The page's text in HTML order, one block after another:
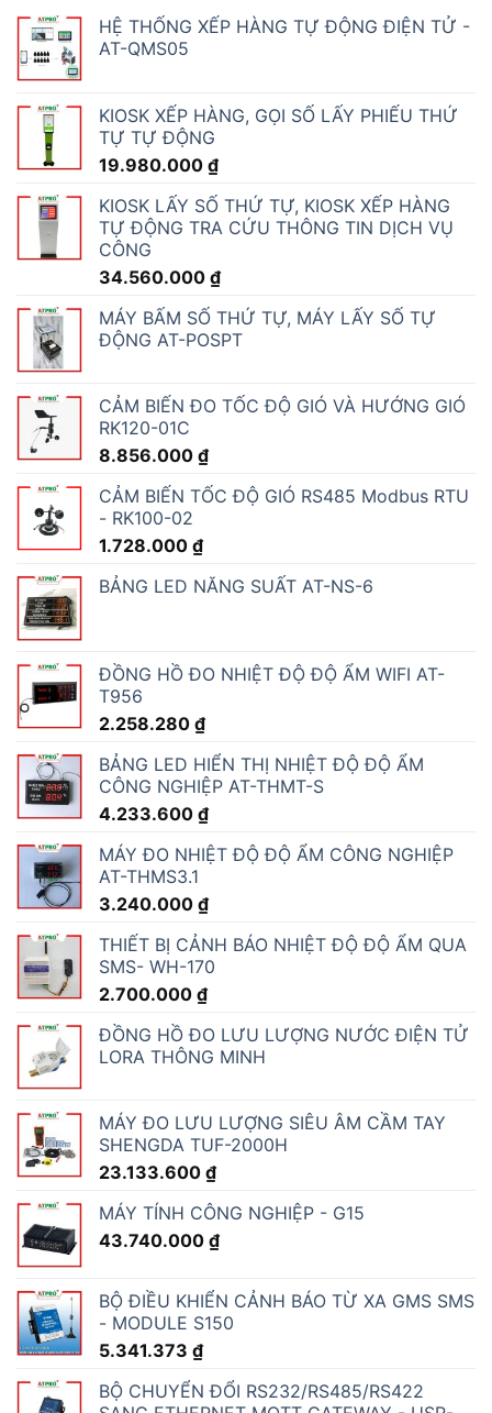
HỆ THỐNG XẾP HÀNG TỰ ĐỘNG ĐIỆN TỬ -
AT-QMS05
KIOSK XẾP HÀNG, GỌI SỐ LẤY PHIẾU THỨ
TỰ TỰ ĐỘNG
19.980.000 ₫
KIOSK LẤY SỐ THỨ TỰ, KIOSK XẾP HÀNG
TỰ ĐỘNG TRA CỨU THÔNG TIN DỊCH VỤ
CÔNG
34.560.000 ₫
MÁY BẤM SỐ THỨ TỰ, MÁY LẤY SỐ TỰ
ĐỘNG AT-POSPT
CẢM BIẾN ĐO TỐC ĐỘ GIÓ VÀ HƯỚNG GIÓ
RK120-01C
8.856.000 ₫
CẢM BIẾN TỐC ĐỘ GIÓ RS485 Modbus RTU
- RK100-02
1.728.000 ₫
BẢNG LED NĂNG SUẤT AT-NS-6
ĐỒNG HỒ ĐO NHIỆT ĐỘ ĐỘ ẨM WIFI AT-
T956
2.258.280 ₫
BẢNG LED HIỂN THỊ NHIỆT ĐỘ ĐỘ ẨM
CÔNG NGHIỆP AT-THMT-S
4.233.600 ₫
MÁY ĐO NHIỆT ĐỘ ĐỘ ẨM CÔNG NGHIỆP
AT-THMS3.1
3.240.000 ₫
THIẾT BỊ CẢNH BÁO NHIỆT ĐỘ ĐỘ ẨM QUA
SMS- WH-170
2.700.000 ₫
ĐỒNG HỒ ĐO LƯU LƯỢNG NƯỚC ĐIỆN TỬ
LORA THÔNG MINH
MÁY ĐO LƯU LƯỢNG SIÊU ÂM CẦM TAY
SHENGDA TUF-2000H
23.133.600 ₫
MÁY TÍNH CÔNG NGHIỆP - G15
43.740.000 ₫
BỘ ĐIỀU KHIỂN CẢNH BÁO TỪ XA GMS SMS
- MODULE S150
5.341.373 ₫
BỘ CHUYỂN ĐỔI RS232/RS485/RS422